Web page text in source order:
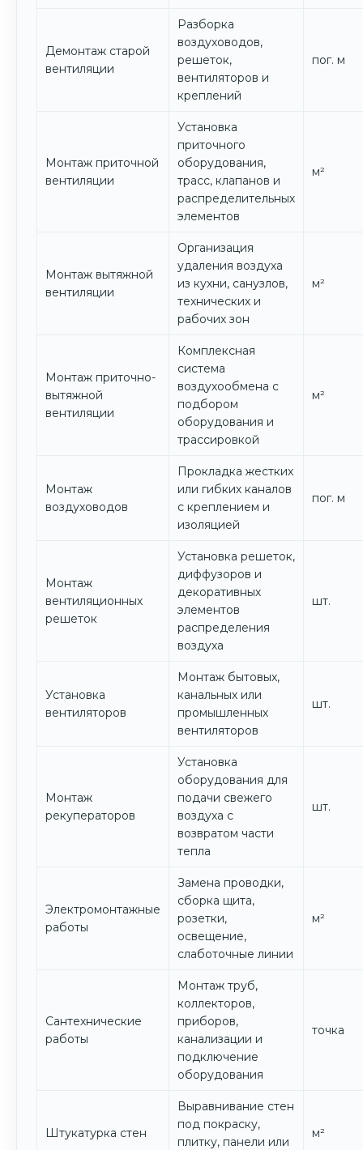
Демонтаж старой
вентиляции
Разборка
воздуховодов,
решеток,
вентиляторов и
креплений
пог. м
Монтаж приточной
вентиляции
Установка
приточного
оборудования,
трасс, клапанов и
распределительных
элементов
м²
Монтаж вытяжной
вентиляции
Организация
удаления воздуха
из кухни, санузлов,
технических и
рабочих зон
м²
Монтаж приточно-
вытяжной
вентиляции
Комплексная
система
воздухообмена с
подбором
оборудования и
трассировкой
м²
Монтаж
воздуховодов
Прокладка жестких
или гибких каналов
с креплением и
изоляцией
пог. м
Монтаж
вентиляционных
решеток
Установка решеток,
диффузоров и
декоративных
элементов
распределения
воздуха
шт.
Установка
вентиляторов
Монтаж бытовых,
канальных или
промышленных
вентиляторов
шт.
Монтаж
рекуператоров
Установка
оборудования для
подачи свежего
воздуха с
возвратом части
тепла
шт.
Электромонтажные
работы
Замена проводки,
сборка щита,
розетки,
освещение,
слаботочные линии
м²
Сантехнические
работы
Монтаж труб,
коллекторов,
приборов,
канализации и
подключение
оборудования
точка
Штукатурка стен
Выравнивание стен
под покраску,
плитку, панели или
м²